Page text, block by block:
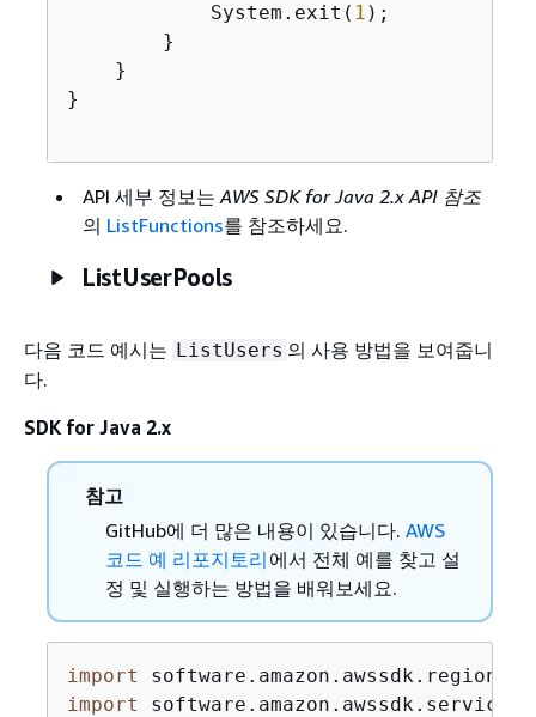
            System.exit(
1 );
        }
    }
}
API 세부 정보는AWS SDK for Java 2.x API 참조
의 ListFunctions를 참조하세요.
ListUserPools
다음 코드 예시는 ListUsers 의 사용 방법을 보여줍니
다.
SDK for Java 2.x
참고
GitHub에 더 많은 내용이 있습니다. AWS
코드 예 리포지토리 에서 전체 예를 찾고 설
정 및 실행하는 방법을 배워보세요.
import
import